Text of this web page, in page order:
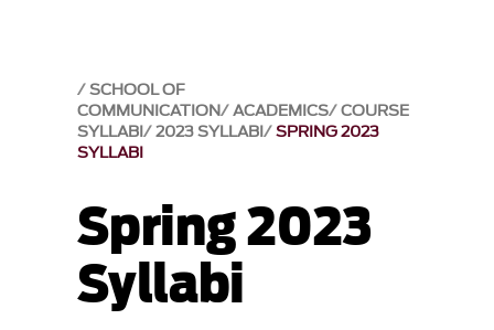
SCHOOL OF
COMMUNICATION ACADEMICS COURSE
SYLLABI 2023 SYLLABI SPRING 2023
SYLLABI
Spring 2023
Syllabi